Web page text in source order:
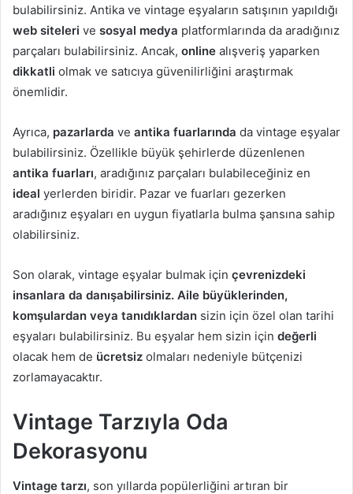
bulabilirsiniz. Antika ve vintage eşyaların satışının yapıldığı
web siteleri ve sosyal medya platformlarında da aradığınız
parçaları bulabilirsiniz. Ancak, online alışveriş yaparken
dikkatli olmak ve satıcıya güvenilirliğini araştırmak
önemlidir.
Ayrıca, pazarlarda ve antika fuarlarında da vintage eşyalar
bulabilirsiniz. Özellikle büyük şehirlerde düzenlenen
antika fuarları, aradığınız parçaları bulabileceğiniz en
ideal yerlerden biridir. Pazar ve fuarları gezerken
aradığınız eşyaları en uygun fiyatlarla bulma şansına sahip
olabilirsiniz.
Son olarak, vintage eşyalar bulmak için çevrenizdeki
insanlara da danışabilirsiniz. Aile büyüklerinden,
komşulardan veya tanıdıklardan sizin için özel olan tarihi
eşyaları bulabilirsiniz. Bu eşyalar hem sizin için değerli
olacak hem de ücretsiz olmaları nedeniyle bütçenizi
zorlamayacaktır.
Vintage Tarzıyla Oda
Dekorasyonu
Vintage tarzı, son yıllarda popülerliğini artıran bir